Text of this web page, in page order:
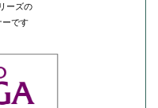
ーズの
ーです